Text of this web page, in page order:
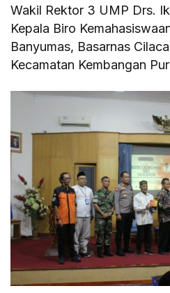
Wakil Rektor 3 UMP Drs.
Kepala Biro
Banyumas, Basarnas
Kecamatan Kembangan